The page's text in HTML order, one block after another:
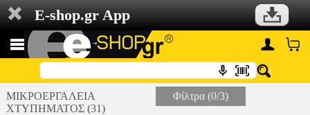
E-shop.gr App
ΜΙΚΡΟΕΡΓΑΛΕΙΑ
ΧΤΥΠΗΜΑΤΟΣ (31)
Φίλτρα (0/3)